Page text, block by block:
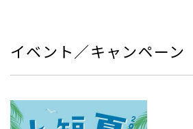
イベント／キャンペーン